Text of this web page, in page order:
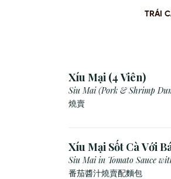
TRÁI
Xíu Mại (4 Viên)
Siu Mai (Pork & Shrimp
燒賣
Xíu Mại Sốt Cà Với
Viên)
Siu Mai in Tomato Sauce
番茄醬汁燒賣配麵包